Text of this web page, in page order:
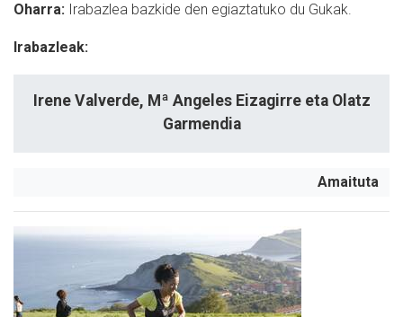
Oharra: Irabazlea bazkide den egiaztatuko du Gukak.
Irabazleak:
Irene Valverde, Mª Angeles Eizagirre eta Olatz
Garmendia
Amaituta